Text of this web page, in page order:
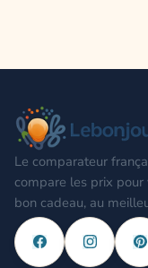
Le comparateur
compare les prix
bon cadeau, au